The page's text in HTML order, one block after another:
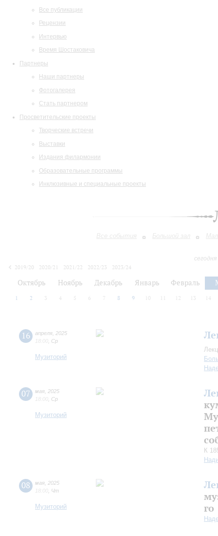
Все публикации
Рецензии
Интервью
Время Шостаковича
Партнеры
Наши партнеры
Фотогалерея
Стать партнером
Просветительские проекты
Творческие встречи
Выставки
Издания филармонии
Образовательные программы
Инклюзивные и специальные проекты
Все события Большой зал
2019/20
2020/21 2021/22 2022/23
2023/24
Октябрь Ноябрь Декабрь Январь Февраль
1 2 3 4 5 6 7 8 9 10 12 13 14
16 апреля 2025
18:00 Ср
Музиторий
07 мая 2025
18:00 Ср
Музиторий
К
08 мая 2025
18:00 Чт
Музиторий
го